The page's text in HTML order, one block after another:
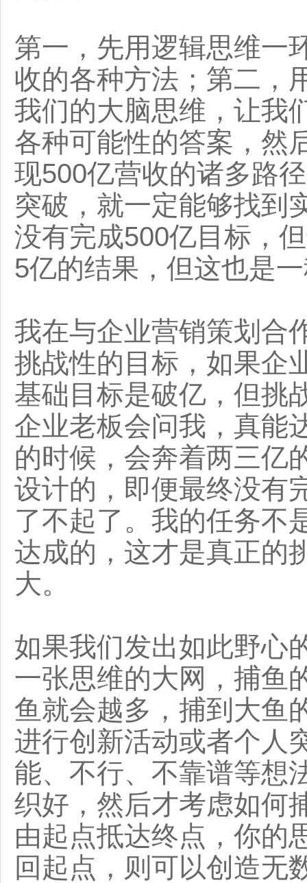
第一，先用逻辑思维一
收的各种方法；第二，
我们的大脑思维，让我
各种可能性的答案，然
现500亿营收的诸多路
突破，就一定能够找到
没有完成500亿目标，
5亿的结果，但这也是
我在与企业营销策划合
挑战性的目标，如果企
基础目标是破亿，但挑
企业老板会问我，真能
的时候，会奔着两三亿
设计的，即便最终没有
了不起了。我的任务不
达成的，这才是真正的
大。
如果我们发出如此野心
一张思维的大网，捕鱼
鱼就会越多，捕到大鱼
进行创新活动或者个人
能、不行、不靠谱等想
织好，然后才考虑如何
由起点抵达终点，你的
回起点，则可以创造无